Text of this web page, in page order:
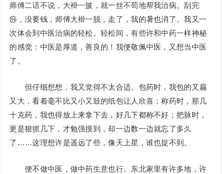
师傅二话不说，大褂一披，就一丝不苟地帮我治病。刮完
痧，没要钱，师傅大褂一脱，走了，我的暑也消了。我又一
次体会到中医治病的轻松。轻松间，有些许和中药一样神秘
的感觉：中医是厚道，善良的！我便敬佩中医，又想当中医
了。
但仔细想想，我又觉得不太合适。包药时，我包的又扁
又大，看着毫不比又小又鼓的纸包让人欣喜；称药时，那几
十克药，我也得放上来拿下去，好几下都称不好；把脉时，
更是狠抓几下，才勉强摸到，却一边数一边就忘了多久
了……这理想许是遥远了些，像天上星，谁也捉不到。
便不做中医，做中药生意也行。东北家里有许多地，许